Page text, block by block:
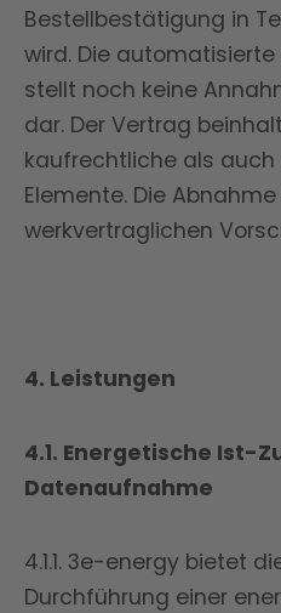
Bestellbestätigung in
wird. Die
stellt noch keine
dar. Der Vertrag
kaufrechtliche als
Elemente. Die
werkvertraglichen
4. Leistungen
4.1. Energetische Ist-
Datenaufnahme
4.1.1. 3e-energy bietet
Durchführung einer